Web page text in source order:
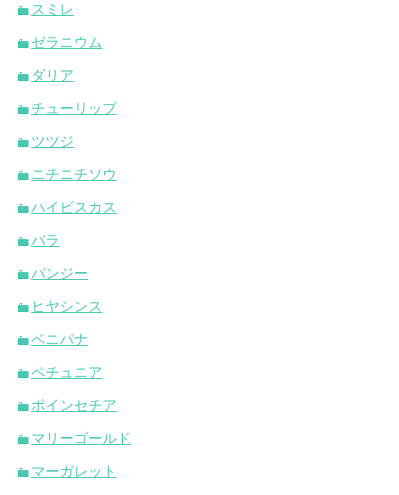
スミレ
ゼラニウム
ダリア
チューリップ
ツツジ
ニチニチソウ
ハイビスカス
バラ
パンジー
ヒヤシンス
ベニバナ
ペチュニア
ポインセチア
マリーゴールド
マーガレット